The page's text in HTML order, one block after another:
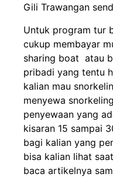
Gili Trawangan
Untuk program tur
cukup membayar
sharing boat atau
pribadi yang tentu
kalian mau
menyewa
penyewaan yang
kisaran 15 sampai
bagi kalian yang
bisa kalian lihat
baca artikelnya